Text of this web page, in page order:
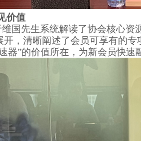
价值
国先生系统解读了协会核心资
开，清晰阐述了会员可享有的
器”的价值所在，为新会员快